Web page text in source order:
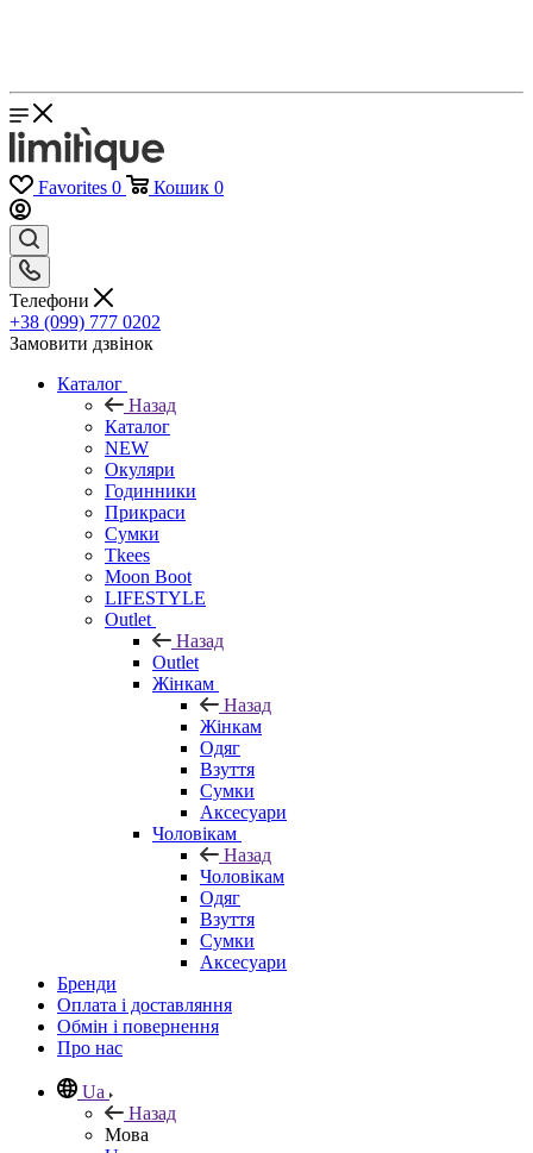
Favorites 0 Кошик 0
Телефони
+38 (099) 777 0202
Замовити дзвінок
Каталог
Назад
Каталог
NEW
Окуляри
Годинники
Прикраси
Сумки
Tkees
Moon Boot
LIFESTYLE
Outlet
Назад
Outlet
Жінкам
Назад
Жінкам
Одяг
Взуття
Сумки
Аксесуари
Чоловікам
Назад
Чоловікам
Одяг
Взуття
Сумки
Аксесуари
Бренди
Оплата і доставляння
Обмін і повернення
Про нас
Ua
Назад
Мова